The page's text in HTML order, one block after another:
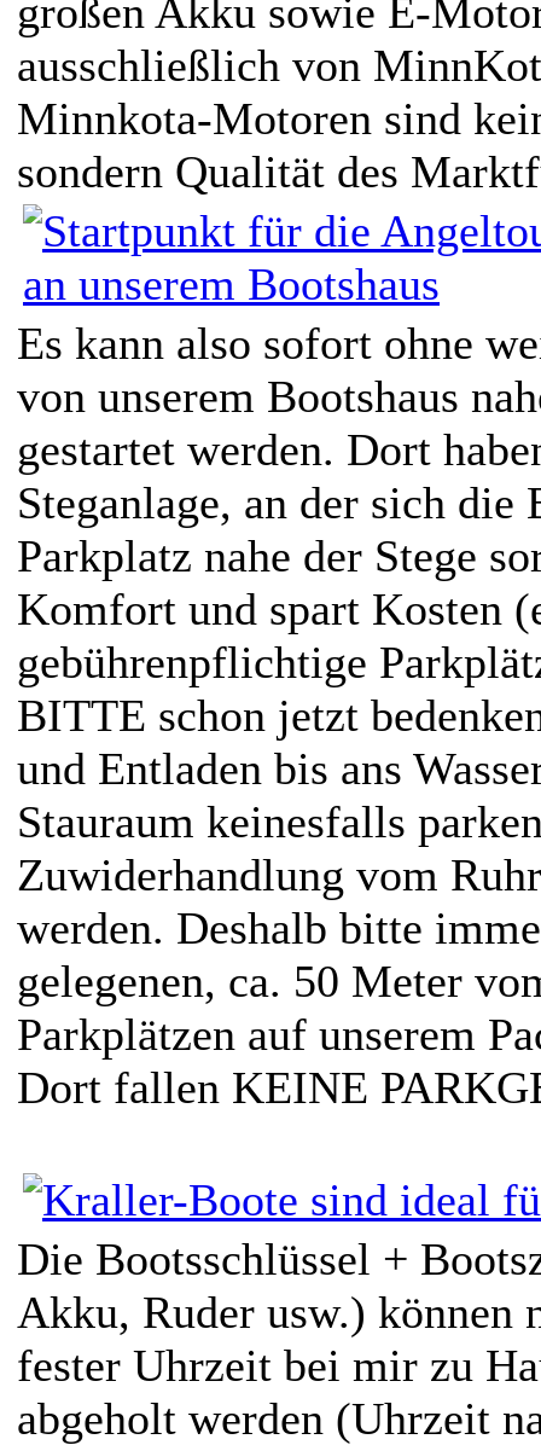
großen Akku sowie E-
ausschließlich von
Minnkota-Motoren sind
sondern Qualität des
Es kann also sofort ohne
von unserem Bootshaus
gestartet werden. Dort
Steganlage, an der sich
Parkplatz nahe der Stege
Komfort und spart Kosten
gebührenpflichtige
BITTE schon jetzt
und Entladen bis ans
Stauraum keinesfalls
Zuwiderhandlung vom
werden. Deshalb bitte
gelegenen, ca. 50 Meter
Parkplätzen auf unserem
Dort fallen KEINE
Die Bootsschlüssel +
Akku, Ruder usw.) können
fester Uhrzeit bei mir zu
abgeholt werden (Uhrzeit